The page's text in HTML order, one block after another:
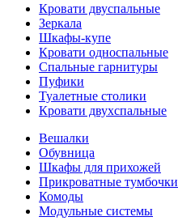
Кровати двуспальные
Зеркала
Шкафы-купе
Кровати односпальные
Спальные гарнитуры
Пуфики
Туалетные столики
Кровати двухспальные
Вешалки
Обувница
Шкафы для прихожей
Прикроватные тумбочки
Комоды
Модульные системы